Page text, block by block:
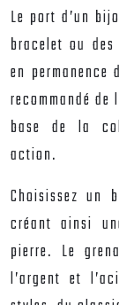
Le port d’un
bracelet ou
en
recommandé
base de la
action.
Choisissez
créant ainsi
pierre. Le
l’argent et